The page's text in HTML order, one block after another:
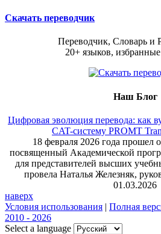
Скачать переводчик
Переводчик, Словарь и
20+ языков,
Наш Блог
Цифровая эволюция перевода: как
CAT-систему PROMT
18 февраля 2026 года прошел
посвященный Академической
для представителей высших
провела Наталья Железняк,
01.03.2026
наверх
Условия использования | Полная
2010 - 2026
Select a language